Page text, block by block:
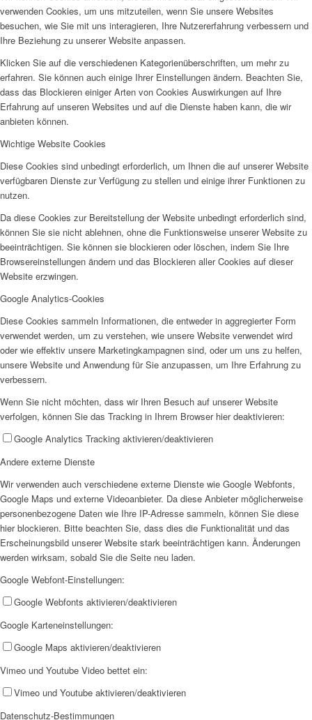
Projekte & Aktionen
AG Wohlfahrt im Kreis Kleve
Wir als Arbeitgeberin
Mitglied werden
Ehrenamt
verwenden Cookies, um uns mitzuteilen, wenn Sie unsere Websites
besuchen, wie Sie mit uns interagieren, Ihre Nutzererfahrung verbessern und
Ihre Beziehung zu unserer Website anpassen.
Klicken Sie auf die verschiedenen Kategorienüberschriften, um mehr zu
erfahren. Sie können auch einige Ihrer Einstellungen ändern. Beachten Sie,
dass das Blockieren einiger Arten von Cookies Auswirkungen auf Ihre
Erfahrung auf unseren Websites und auf die Dienste haben kann, die wir
anbieten können.
Wichtige Website Cookies
Diese Cookies sind unbedingt erforderlich, um Ihnen die auf unserer Website
verfügbaren Dienste zur Verfügung zu stellen und einige ihrer Funktionen zu
nutzen.
Da diese Cookies zur Bereitstellung der Website unbedingt erforderlich sind,
können Sie sie nicht ablehnen, ohne die Funktionsweise unserer Website zu
beeinträchtigen. Sie können sie blockieren oder löschen, indem Sie Ihre
Browsereinstellungen ändern und das Blockieren aller Cookies auf dieser
Website erzwingen.
Google Analytics-Cookies
Diese Cookies sammeln Informationen, die entweder in aggregierter Form
verwendet werden, um zu verstehen, wie unsere Website verwendet wird
oder wie effektiv unsere Marketingkampagnen sind, oder um uns zu helfen,
unsere Website und Anwendung für Sie anzupassen, um Ihre Erfahrung zu
verbessern.
Wenn Sie nicht möchten, dass wir Ihren Besuch auf unserer Website
verfolgen, können Sie das Tracking in Ihrem Browser hier deaktivieren:
Google Analytics Tracking aktivieren/deaktivieren
Andere externe Dienste
Wir verwenden auch verschiedene externe Dienste wie Google Webfonts,
Google Maps und externe Videoanbieter. Da diese Anbieter möglicherweise
personenbezogene Daten wie Ihre IP-Adresse sammeln, können Sie diese
hier blockieren. Bitte beachten Sie, dass dies die Funktionalität und das
Erscheinungsbild unserer Website stark beeinträchtigen kann. Änderungen
werden wirksam, sobald Sie die Seite neu laden.
Google Webfont-Einstellungen:
Google Webfonts aktivieren/deaktivieren
Google Karteneinstellungen:
Google Maps aktivieren/deaktivieren
Vimeo und Youtube Video bettet ein:
Vimeo und Youtube aktivieren/deaktivieren
Datenschutz-Bestimmungen